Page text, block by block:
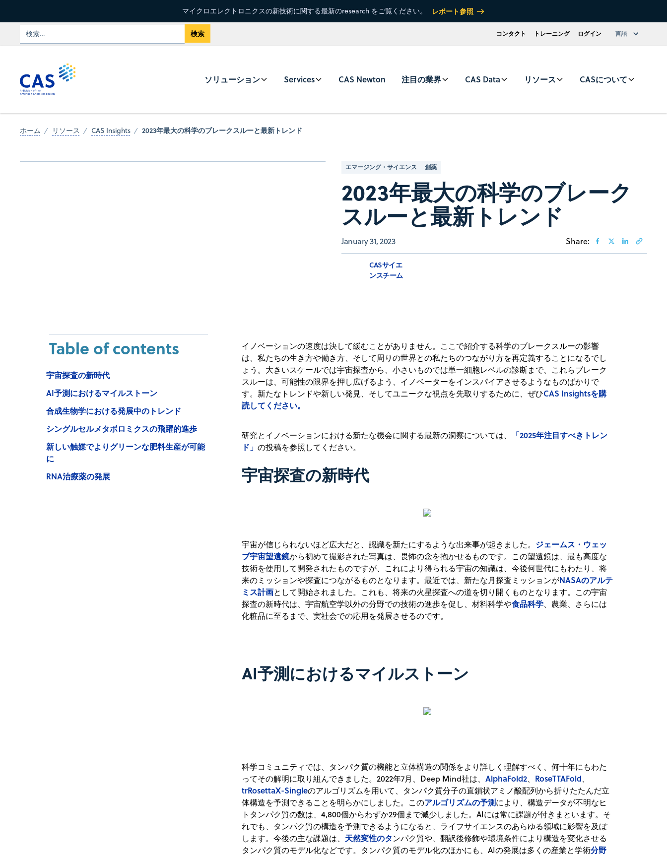
マイクロエレクトロニクスの新技術に関する最新のresearch をご覧ください。 レポート参照
コンタクト トレーニング ログイン 言語
ソリューション Services CAS Newton 注目の業界 CAS Data リソース CASについて
ホーム リソース CAS Insights 2023年最大の科学のブレークスルーと最新トレンド
エマージング・サイエンス 創薬
2023年最大の科学のブレーク
スルーと最新トレンド
January 31, 2023 Share:
CASサイエ
ンスチーム
Table of contents
宇宙探査の新時代
AI予測におけるマイルストーン
合成生物学における発展中のトレンド
シングルセルメタボロミクスの飛躍的進歩
新しい触媒でよりグリーンな肥料生産が可能
に
RNA治療薬の発展
イノベーションの速度は決して緩むことがありません。ここで紹介する科学のブレークスルーの影響
は、私たちの生き方や働き方、そして周りの世界との私たちのつながり方を再定義することになるでし
ょう。大きいスケールでは宇宙探査から、小さいものでは単一細胞レベルの診断まで、これらブレーク
スルーは、可能性の限界を押し広げるよう、イノベーターをインスパイアさせるようなものばかりで
す。新たなトレンドや新しい発見、そしてユニークな視点を先取りするために、ぜひCAS Insightsを購
読してください。
研究とイノベーションにおける新たな機会に関する最新の洞察については、
「2025年注目すべきトレン
ド」の投稿を参照してください。
宇宙探査の新時代
宇宙が信じられないほど広大だと、認識を新たにするような出来事が起きました。 ジェームス・ウェッ
ブ宇宙望遠鏡から初めて撮影された写真は、畏怖の念を抱かせるものです。この望遠鏡は、最も高度な
技術を使用して開発されたものですが、これにより得られる宇宙の知識は、今後何世代にもわたり、将
来のミッションや探査につながるものとなります。最近では、新たな月探査ミッションがNASAのアルテ
ミス計画として開始されました。これも、将来の火星探査への道を切り開くものとなります。この宇宙
探査の新時代は、宇宙航空学以外の分野での技術の進歩を促し、材料科学や食品科学、農業、さらには
化粧品に至るまで、実社会での応用を発展させるのです。
AI予測におけるマイルストーン
科学コミュニティでは、タンパク質の機能と立体構造の関係をより詳しく理解すべく、何十年にもわた
ってその解明に取り組んできました。2022年7月、Deep Mind社は、AlphaFold2、 RoseTTAFold、
trRosettaX-Singleのアルゴリズムを用いて、タンパク質分子の直鎖状アミノ酸配列から折りたたんだ立
体構造を予測できることを明らかにしました。このアルゴリズムの予測により、構造データが不明なヒ
トタンパク質の数は、4,800個からわずか29個まで減少しました。AIには常に課題が付きまといます。そ
れでも、タンパク質の構造を予測できるようになると、ライフサイエンスのあらゆる領域に影響を及ぼ
します。今後の主な課題は、 天然変性のタンパク質や、翻訳後修飾や環境条件により構造を変化させる
タンパク質のモデル化などです。タンパク質のモデル化のほかにも、AIの発展は多くの産業と学術分野